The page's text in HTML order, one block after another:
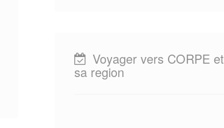
Voyager vers CORPE et
sa region